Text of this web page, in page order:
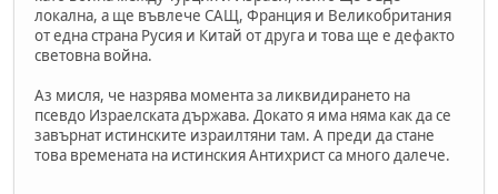
локална, а ще въвлече САЩ, Франция и Великобритания
от една страна Русия и Китай от друга и това ще е дефакто
световна война.
Аз мисля, че назрява момента за ликвидирането на
псевдо Израелската държава. Докато я има няма как да се
завърнат истинските израилтяни там. А преди да стане
това времената на истинския Антихрист са много далече.